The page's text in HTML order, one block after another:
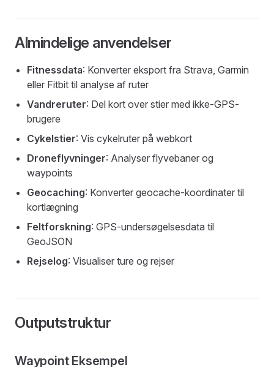
Almindelige anvendelser
Fitnessdata: Konverter eksport fra Strava, Garmin
eller Fitbit til analyse af ruter
Vandreruter: Del kort over stier med ikke-GPS-
brugere
Cykelstier: Vis cykelruter på webkort
Droneflyvninger: Analyser flyvebaner og
waypoints
Geocaching: Konverter geocache-koordinater til
kortlægning
Feltforskning: GPS-undersøgelsesdata til
GeoJSON
Rejselog: Visualiser ture og rejser
Outputstruktur
Waypoint Eksempel